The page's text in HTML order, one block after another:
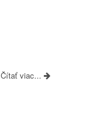
Čítať viac...